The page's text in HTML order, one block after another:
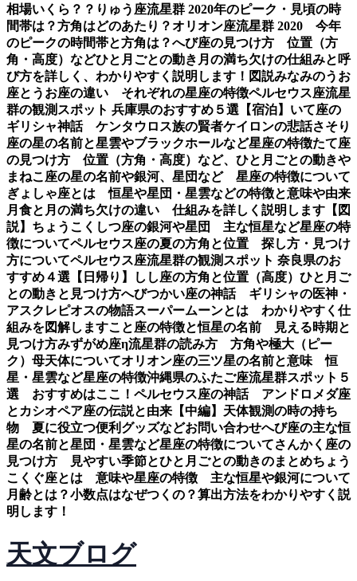
相場いくら？？ りゅう座流星群 2020年のピーク・見頃の時
間帯は？方角はどのあたり？オリオン座流星群 2020 今年
のピークの時間帯と方角は？へび座の見つけ方 位置（方
角・高度）などひと月ごとの動き 月の満ち欠けの仕組みと呼
び方を詳しく、わかりやすく説明します！図説みなみのうお
座とうお座の違い それぞれの星座の特徴ペルセウス座流星
群の観測スポット 兵庫県のおすすめ５選【宿泊】 いて座の
ギリシャ神話 ケンタウロス族の賢者ケイロンの悲話さそり
座の星の名前と星雲やブラックホールなど星座の特徴たて座
の見つけ方 位置（方角・高度）など、ひと月ごとの動きや
まねこ座の星の名前や銀河、星団など 星座の特徴について
ぎょしゃ座とは 恒星や星団・星雲などの特徴と意味や由来
月食と月の満ち欠けの違い 仕組みを詳しく説明します【図
説】 ちょうこくしつ座の銀河や星団 主な恒星など星座の特
徴についてペルセウス座の夏の方角と位置 探し方・見つけ
方についてペルセウス座流星群の観測スポット 奈良県のお
すすめ４選【日帰り】
しし座の方角と位置（高度）ひと月ご
との動きと見つけ方へびつかい座の神話 ギリシャの医神・
アスクレピオスの物語スーパームーンとは わかりやすく仕
組みを図解しますこと座の特徴と恒星の名前 見える時期と
見つけ方みずがめ座η流星群の読み方 方角や極大（ピー
ク）母天体についてオリオン座の三ツ星の名前と意味 恒
星・星雲など星座の特徴沖縄県のふたご座流星群スポット５
選 おすすめはここ！ ペルセウス座の神話 アンドロメダ座
とカシオペア座の伝説と由来【中編】 天体観測の時の持ち
物 夏に役立つ便利グッズなどお問い合わせへび座の主な恒
星の名前と星団・星雲など星座の特徴についてさんかく座の
見つけ方 見やすい季節とひと月ごとの動きのまとめちょう
こくぐ座とは 意味や星座の特徴 主な恒星や銀河について
月齢とは？小数点はなぜつくの？算出方法をわかりやすく説
明します！
天文ブログ